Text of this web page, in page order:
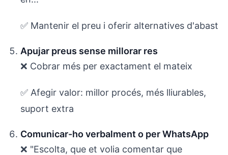
✅ Mantenir el preu i oferir alternatives d'abast
Apujar preus sense millorar res
❌ Cobrar més per exactament el mateix
✅ Afegir valor: millor procés, més lliurables,
suport extra
Comunicar-ho verbalment o per WhatsApp
❌ "Escolta, que et volia comentar que